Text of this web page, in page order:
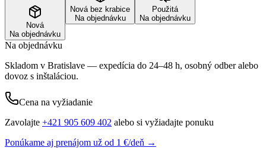
Nová
Na objednávku
Nová bez krabice
Na objednávku
Použitá
Na objednávku
Na objednávku
Skladom v Bratislave — expedícia do 24–48 h, osobný odber alebo
dovoz s inštaláciou.
Cena na vyžiadanie
Zavolajte +421 905 609 402 alebo si vyžiadajte ponuku
Ponúkame aj prenájom už od 1 €/deň →